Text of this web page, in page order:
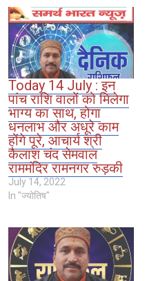
Today 14 July : इन
पांच राशि वालों को मिलेगा
भाग्य का साथ, होगा
धनलाभ और अधूरे काम
होंगे पूरे, आचार्य श्री
कैलाश चंद सेमवाल
राममंदिर रामनगर रुड़की
July 14, 2022
In "ज्योतिष"